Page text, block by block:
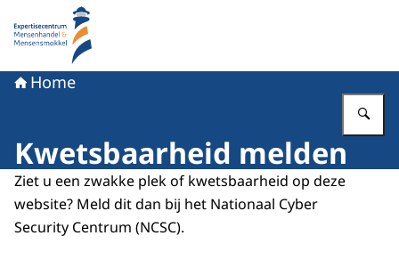
Naar de homepage van Expertisecentrum
Home
Kwetsbaarheid melden
Ziet u een zwakke plek of kwetsbaarheid op deze
website? Meld dit dan bij het Nationaal Cyber
Security Centrum (NCSC).